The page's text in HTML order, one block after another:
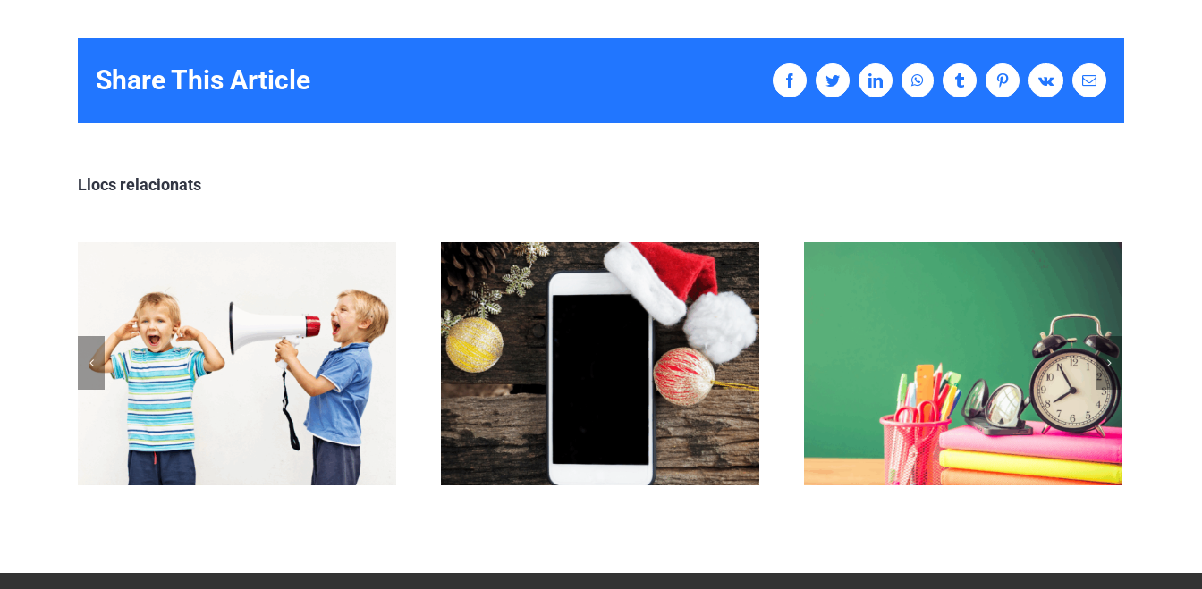
Share This Article FacebookTwitterLinkedInWhatsAppTumblrPinterestVk Email:
Llocs relacionats